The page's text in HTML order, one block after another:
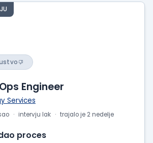
Engineer
Services
intervju lak trajalo je 2 nedelje
proces